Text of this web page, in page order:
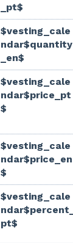
_pt$
$vesting_cale
ndar$quantity
_en$
$vesting_cale
ndar$price_pt
$
$vesting_cale
ndar$price_en
$
$vesting_cale
ndar$percent_
pt$